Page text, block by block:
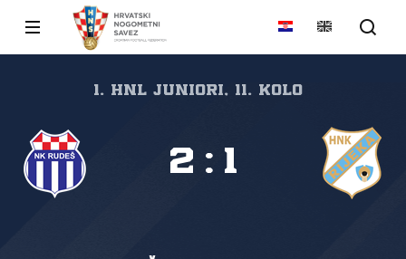
1. HNL Juniori, 11. kolo
2 : 1